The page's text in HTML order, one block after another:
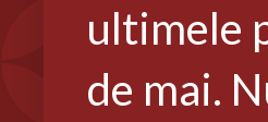
ultimele
de mai.